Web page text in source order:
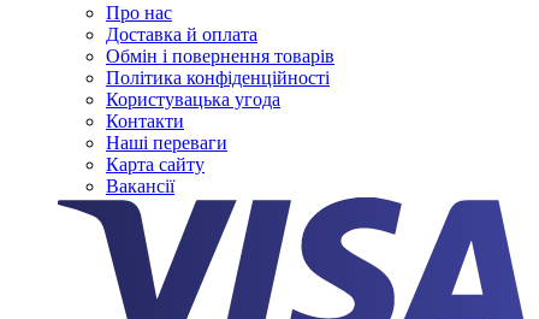
Про нас
Доставка й оплата
Обмін і повернення товарів
Політика конфіденційності
Користувацька угода
Контакти
Наші переваги
Карта сайту
Вакансії